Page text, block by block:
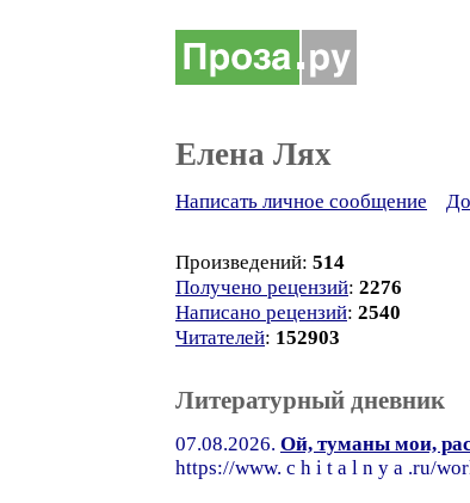
Елена Лях
Написать личное сообщение
Произведений: 514
Получено рецензий: 2276
Написано рецензий: 2540
Читателей: 152903
Литературный дневник
07.08.2026. Ой, туманы мои,
https://www. c h i t a l n y a .ru/